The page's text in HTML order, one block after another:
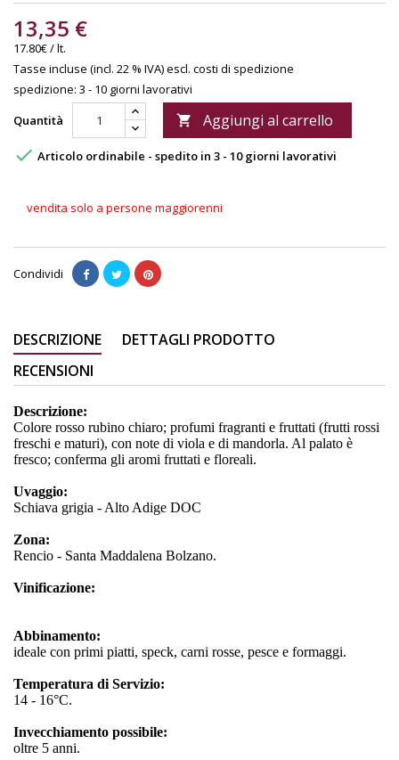
13,35 €
17.80€ / lt.
Tasse incluse (incl. 22 % IVA)escl. costi di spedizione
spedizione: 3 - 10 giorni lavorativi
Quantità
 Aggiungi al carrello
 Articolo ordinabile - spedito in 3 - 10 giorni lavorativi
vendita solo a persone maggiorenni
Condividi
DESCRIZIONE
DETTAGLI PRODOTTO
RECENSIONI
Descrizione:
Colore rosso rubino chiaro; profumi fragranti e fruttati (frutti rossi
freschi e maturi), con note di viola e di mandorla. Al palato è
fresco; conferma gli aromi fruttati e floreali.
Uvaggio:
Schiava grigia - Alto Adige DOC
Zona:
Rencio - Santa Maddalena Bolzano.
Vinificazione:
Abbinamento:
ideale con primi piatti, speck, carni rosse, pesce e formaggi.
Temperatura di Servizio:
14 - 16°C.
Invecchiamento possibile:
oltre 5 anni.